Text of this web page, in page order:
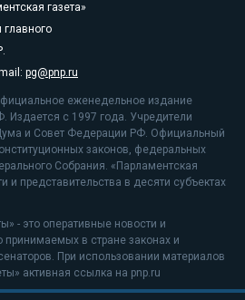
газета»
pg@pnp.ru
еженедельное издание
Издается с 1997 года. Учредители
и Совет Федерации РФ. Официальный
законов, федеральных
Собрания. «Парламентская
и представительства в десяти субъектах
- это оперативные новости и
в стране законах и
При использовании материалов
активная ссылка на pnp.ru